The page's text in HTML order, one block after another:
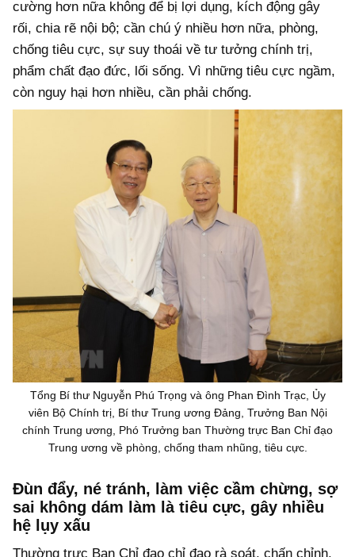
cường hơn nữa không để bị lợi dụng, kích động gây
rối, chia rẽ nội bộ; cần chú ý nhiều hơn nữa, phòng,
chống tiêu cực, sự suy thoái về tư tưởng chính trị,
phẩm chất đạo đức, lối sống. Vì những tiêu cực ngầm,
còn nguy hại hơn nhiều, cần phải chống.
Tổng Bí thư Nguyễn Phú Trọng và ông Phan Đình Trạc, Ủy
viên Bộ Chính trị, Bí thư Trung ương Đảng, Trưởng Ban Nội
chính Trung ương, Phó Trưởng ban Thường trực Ban Chỉ đạo
Trung ương về phòng, chống tham nhũng, tiêu cực.
Đùn đẩy, né tránh, làm việc cầm chừng, sợ
sai không dám làm là tiêu cực, gây nhiều
hệ lụy xấu
Thường trực Ban Chỉ đạo chỉ đạo rà soát, chấn chỉnh,